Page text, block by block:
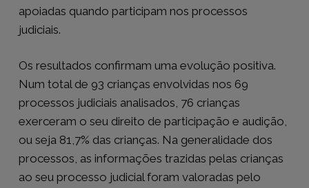
apoiadas quando participam nos processos
judiciais.
Os resultados confirmam uma evolução positiva.
Num total de 93 crianças envolvidas nos 69
processos judiciais analisados, 76 crianças
exerceram o seu direito de participação e audição,
ou seja 81,7% das crianças. Na generalidade dos
processos, as informações trazidas pelas crianças
ao seu processo judicial foram valoradas pelo